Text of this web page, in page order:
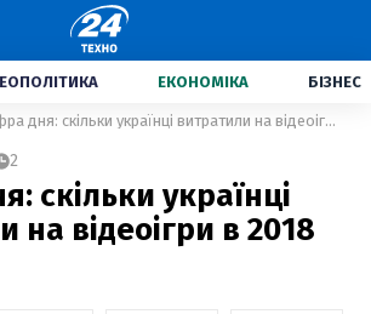
ЕКОНОМІКА БІЗНЕС
Цифра дня: скільки українці витратили на відеоігри в 2018 році
2
скільки українці
на відеоігри в 2018